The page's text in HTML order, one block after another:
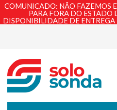
COMUNICADO: NÃO FAZEMOS
PARA FORA DO ESTADO
DISPONIBILIDADE DE ENTREGA